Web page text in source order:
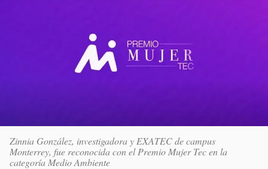
Zinnia González, investigadora y EXATEC de campus
Monterrey, fue reconocida con el Premio Mujer Tec en la
categoría Medio Ambiente